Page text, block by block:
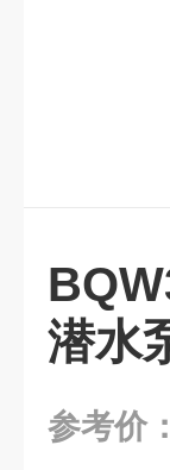
潜水
参考价：